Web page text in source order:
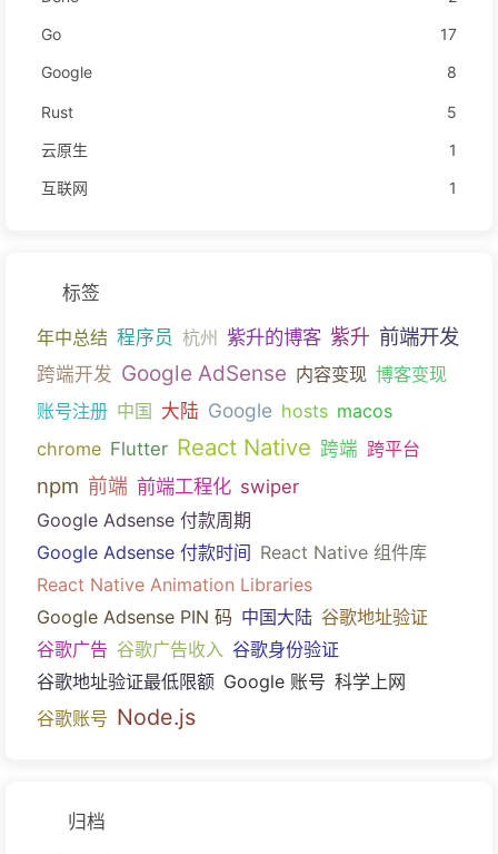
Go
17
Google
8
Rust
5
云原生
1
互联网
1
标签
年中总结 程序员 杭州 紫升的博客 紫升 前端开发
跨端开发 Google AdSense 内容变现 博客变现
账号注册 中国 大陆 Google hosts macos
chrome Flutter React Native 跨端 跨平台
npm 前端 前端工程化 swiper
Google Adsense 付款周期
Google Adsense 付款时间 React Native 组件库
React Native Animation Libraries
Google Adsense PIN 码 中国大陆 谷歌地址验证
谷歌广告 谷歌广告收入 谷歌身份验证
谷歌地址验证最低限额 Google 账号 科学上网
谷歌账号 Node.js
归档